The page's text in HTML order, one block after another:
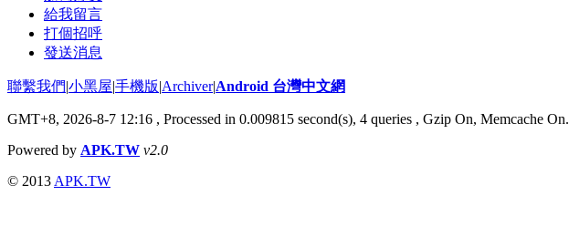
給我留言
打個招呼
發送消息
聯繫我們|小黑屋|手機版|Archiver|Android 台灣中文網
GMT+8, 2026-8-7 12:16 , Processed in 0.009815 second(s), 4 queries , Gzip On, Memcache On.
Powered by APK.TW v2.0
© 2013 APK.TW